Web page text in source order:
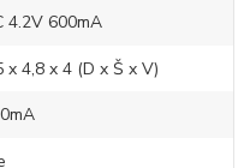
4.2V 600mA
x 4,8 x 4 (D x Š x V)